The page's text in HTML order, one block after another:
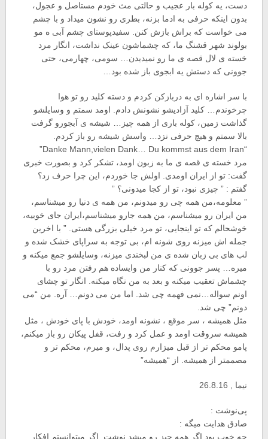
دست، یه کوله بار عجیب و حالتی مث خودم مستاصل و عجول،
بدون اینکه حرفی به ادما بزنه، بطری رو نشون میداد و با چشم
می خواست که براش بازش کنن. سفیدپوستای چشم آبی ه مو
بولوند شهر قشنگ ما، که چشماشون عینک نداشت، انگار مرد
خسته ی لال قصه ی ما رو نمیدیدن… سومی، چهارمی، حتی
جوونی که دستش یه ابجوی باز شده بود…
با سر اشاره ای به دربازکن کردم و دسته کلید رو تو هوا
چرخوندم… کلید آزادیشو نشونش دادم. اومد سمتم و وسایلشو
گذاشت زمین، کوله باری از همه چیز… شیشه ی آبجورو گرفت
بالا سمتم و هیچ حرفی نزد… واسش شیشه رو باز کردم.
“Danke Mann,vielen Dank… Du kommst aus dem Iran”
مرد خسته ی قصه ی ما به زبون اومد، تشکر کرد و بصورت خبری
گفت: تو از ایران اومدی. اولش جا خوردم، این چرا حرف زد؟
گفتم : ” چیزی نبود، تو از کجا میدونی؟ ”
” معلومه،من همه چی رو میدونم، من همه ی دنیا رو میشناسم،
من ایران رو‌ میشناسم، من همه جارو میشناسم،ایران جای خوبیه،
خوشحالم که تو اینجایی، تو مرد خیلی بزرگی هستی. ” با اخرین
جمله اش میزنه روی شونه ام، بی توجه به سراپای خشک شده و
لب های بی زبان شده ی من لبخندی میزنه، وسایلشو جمع میکنه و
میره… پسر جوونی که کنار من وایساده هم رفتن مرد رو با
چشماش تعقیب میکنه و بعد به من نگاه میکنه. انگار تو چشای
اونم سواله…نمی فهمه چی شد. اما من می دونم… آره. من “می
دونم” چی شد.
مثل همیشه ، سر موقع ، نشونه اومد، خودش با پای خودش ، مثل
همیشه سروقت اومد و عمل کرد و رفت، قفل پیکان رو‌ باز میکنم،
پامو محکم تر از قبل میزارم روی پدال، و‌ میرم، محکم تر و
مصممتر از همیشه. از “همیشه”
نیما , 26.8.16
پی‌نوشت :
صادق هدایت میگه :
چه خوب بود اگر همه چیز رو میشد نوشت. اگر میتوانستم افکار